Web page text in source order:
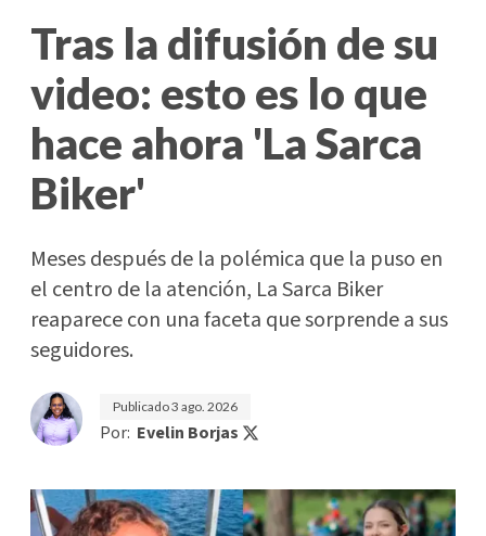
Tras la difusión de su
video: esto es lo que
hace ahora 'La Sarca
Biker'
Meses después de la polémica que la puso en
el centro de la atención, La Sarca Biker
reaparece con una faceta que sorprende a sus
seguidores.
Publicado3 ago. 2026
Por: Evelin Borjas